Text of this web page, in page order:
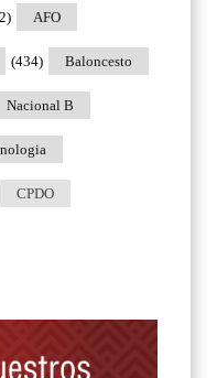
AFO
Baloncesto
(434)
Nacional B
CPDO